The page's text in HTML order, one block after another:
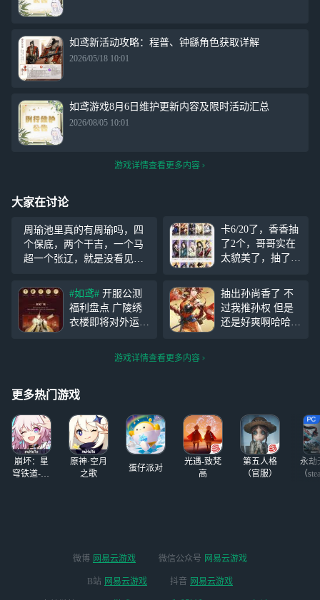
如鸢新活动攻略：程普、钟繇角色获取详解
2026/05/18 10:01
如鸢游戏8月6日维护更新内容及限时活动汇总
2026/08/05 10:01
游戏详情查看更多内容
大家在讨论
周瑜池里真的有周瑜吗，四
个保底，两个干吉，一个马
超一个张辽，就是没看见周
地系密探狠狠打你
卡6/20了，香香抽
了2个，哥哥实在
太貌美了，抽了一
星的，但是出了干
吉。马超池子跳过
了，准备抽令狐
茂。求配
#如鸢# 开服公测
福利盘点 广陵绣
衣楼即将对外运
开服公测福利盘
点，助力殿下更好
多彩绣衣楼。 完
符传*65加【绝密
密探】杨修。 全
服预约奖励：使用
预约
抽出孙尚香了 不
过我推孙权 但是
还是好爽啊哈哈哈
游戏详情查看更多内容
更多热门游戏
崩坏：星
穹铁道-4.4
原神·空月
之歌
蛋仔派对
光遇-致梵
高
第五人格
（官服）
永劫
（
微博 网易云游戏 微信公众号 网易云游戏
B站 网易云游戏 抖音 网易云游戏